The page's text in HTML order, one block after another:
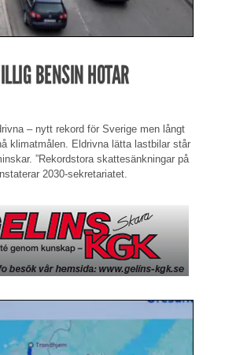
BENSIN HOTAR
– nytt rekord för Sverige men långt
klimatmålen. Eldrivna lätta lastbilar står
”Rekordstora skattesänkningar på
2030-sekretariatet.